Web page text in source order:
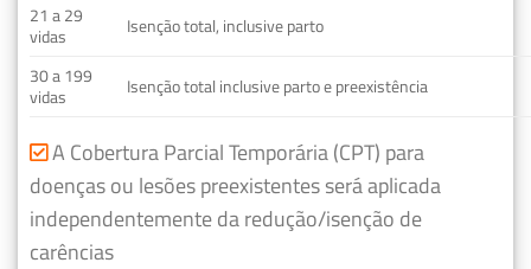
21 a 29
vidas
Isenção total, inclusive parto
30 a 199
vidas
Isenção total inclusive parto e preexistência
A Cobertura Parcial Temporária (CPT) para
doenças ou lesões preexistentes será aplicada
independentemente da redução/isenção de
carências